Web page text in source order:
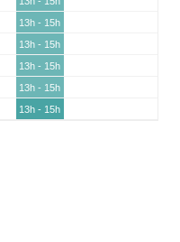
13h - 15h
13h - 15h
13h - 15h
13h - 15h
13h - 15h